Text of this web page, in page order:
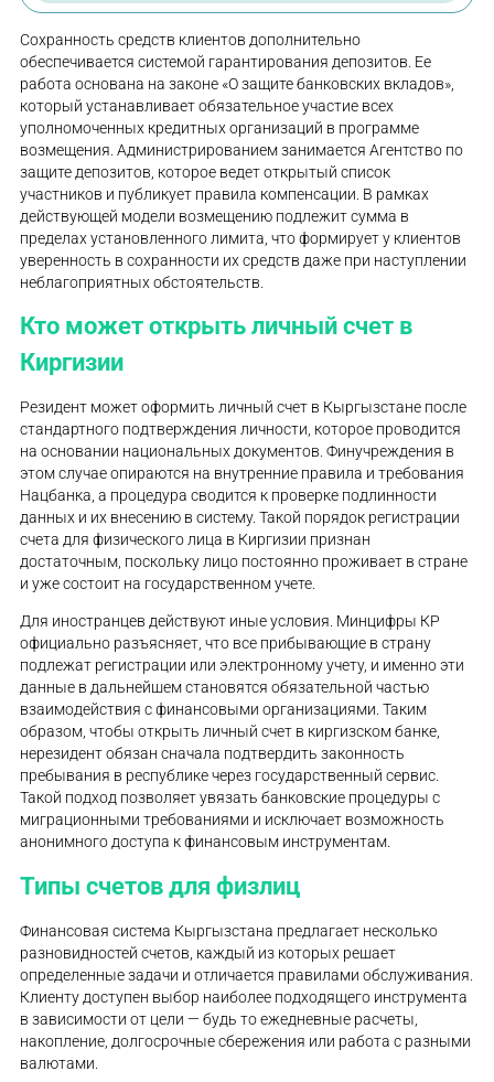
Сохранность средств клиентов дополнительно
обеспечивается системой гарантирования депозитов. Ее
работа основана на законе «О защите банковских вкладов»,
который устанавливает обязательное участие всех
уполномоченных кредитных организаций в программе
возмещения. Администрированием занимается Агентство по
защите депозитов, которое ведет открытый список
участников и публикует правила компенсации. В рамках
действующей модели возмещению подлежит сумма в
пределах установленного лимита, что формирует у клиентов
уверенность в сохранности их средств даже при наступлении
неблагоприятных обстоятельств.
Кто может открыть личный счет в
Киргизии
Резидент может оформить личный счет в Кыргызстане после
стандартного подтверждения личности, которое проводится
на основании национальных документов. Финучреждения в
этом случае опираются на внутренние правила и требования
Нацбанка, а процедура сводится к проверке подлинности
данных и их внесению в систему. Такой порядок регистрации
счета для физического лица в Киргизии признан
достаточным, поскольку лицо постоянно проживает в стране
и уже состоит на государственном учете.
Для иностранцев действуют иные условия. Минцифры КР
официально разъясняет, что все прибывающие в страну
подлежат регистрации или электронному учету, и именно эти
данные в дальнейшем становятся обязательной частью
взаимодействия с финансовыми организациями. Таким
образом, чтобы открыть личный счет в киргизском банке,
нерезидент обязан сначала подтвердить законность
пребывания в республике через государственный сервис.
Такой подход позволяет увязать банковские процедуры с
миграционными требованиями и исключает возможность
анонимного доступа к финансовым инструментам.
Типы счетов для физлиц
Финансовая система Кыргызстана предлагает несколько
разновидностей счетов, каждый из которых решает
определенные задачи и отличается правилами обслуживания.
Клиенту доступен выбор наиболее подходящего инструмента
в зависимости от цели — будь то ежедневные расчеты,
накопление, долгосрочные сбережения или работа с разными
валютами.